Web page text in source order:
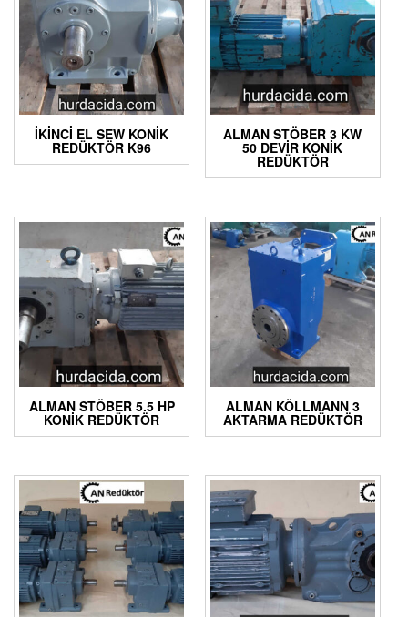
İKINCI EL SEW KONIK
REDÜKTÖR K96
ALMAN STÖBER 3 KW
50 DEVIR KONIK
REDÜKTÖR
ALMAN STÖBER 5.5 HP
KONIK REDÜKTÖR
ALMAN KÖLLMANN 3
AKTARMA REDÜKTÖR